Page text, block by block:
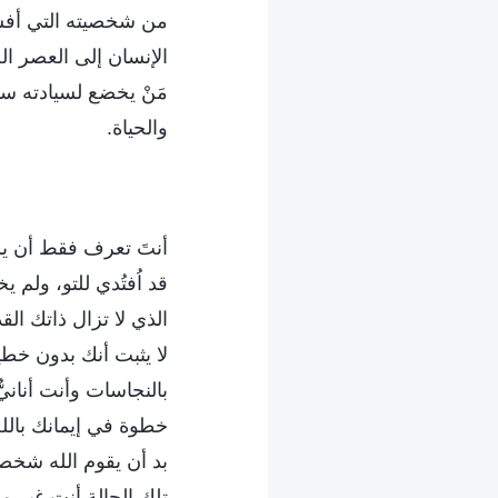
من شخصيته التي
الإنسان إلى العصر
مَنْ يخضع لسيادته
والحياة.
أنتَ تعرف فقط أن
قد اُفتُدي للتو، ولم
الذي لا تزال ذاتك
لا يثبت أنك بدون
بالنجاسات وأنت
خطوة في إيمانك
بد أن يقوم الله